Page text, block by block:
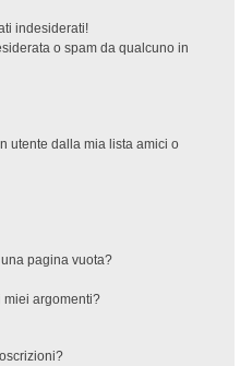
indesiderati!
o spam da qualcuno in
utente dalla mia lista amici o
pagina vuota?
miei argomenti?